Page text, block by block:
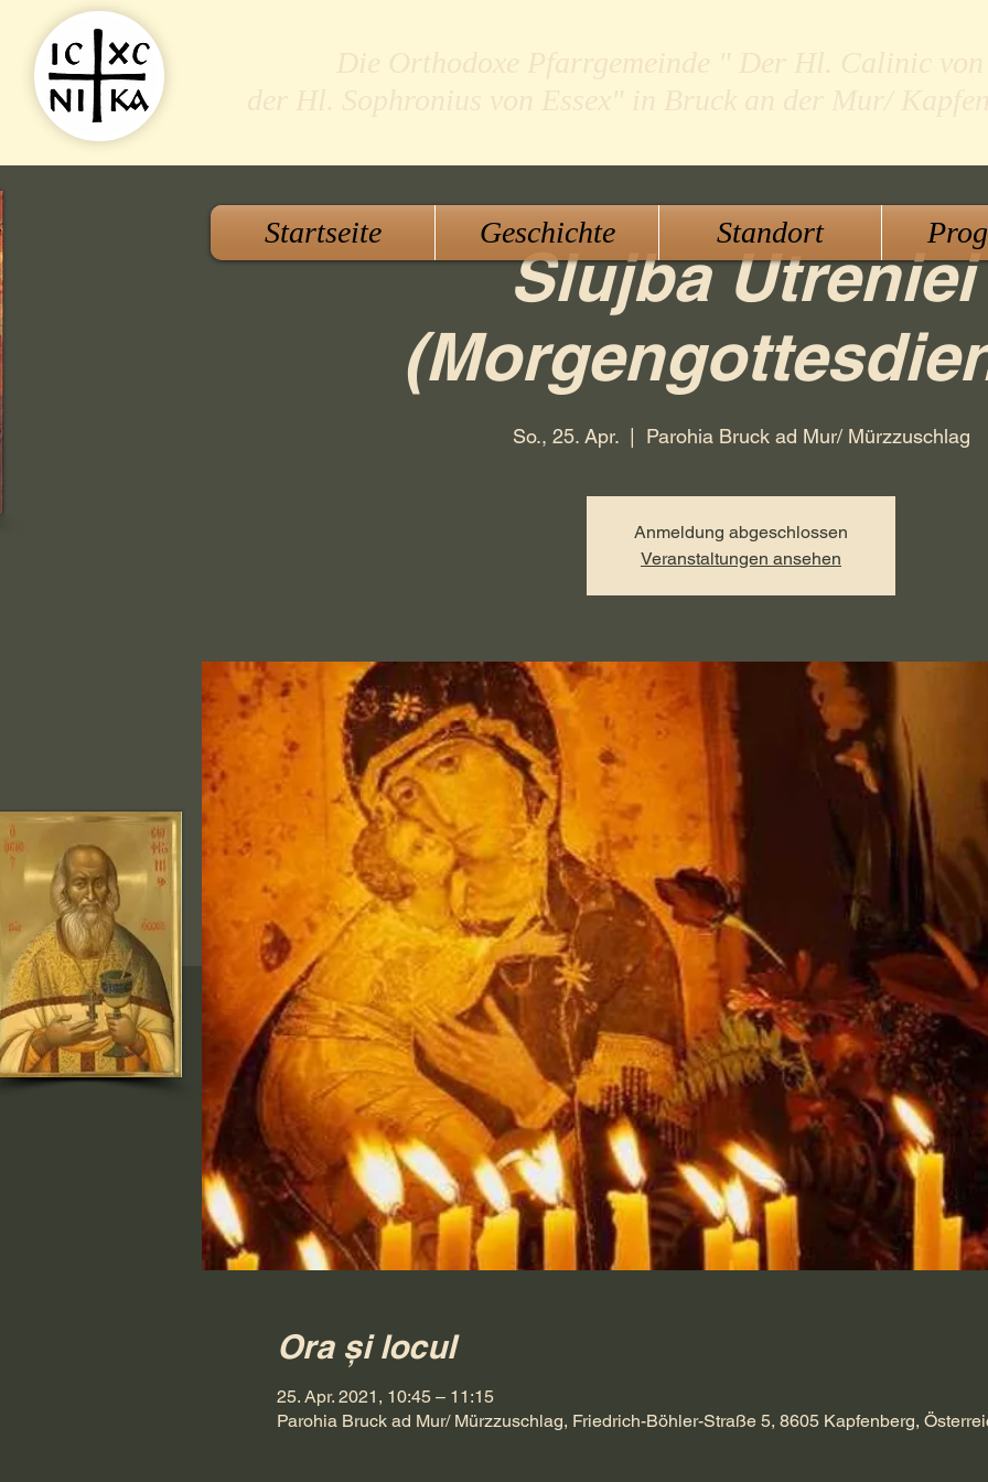
Slujba Utreniei
So., 25. Apr.
  |
Parohia Bruck ad Mur/ Mürzzuschlag
Anmeldung abgeschlossen
Veranstaltungen ansehen
Ora și locul
25. Apr. 2021, 10:45 – 11:15
Parohia Bruck ad Mur/ Mürzzuschlag, Friedrich-Böhler-Straße 5, 8605 Kapfenberg,
Startseite Geschichte Standort